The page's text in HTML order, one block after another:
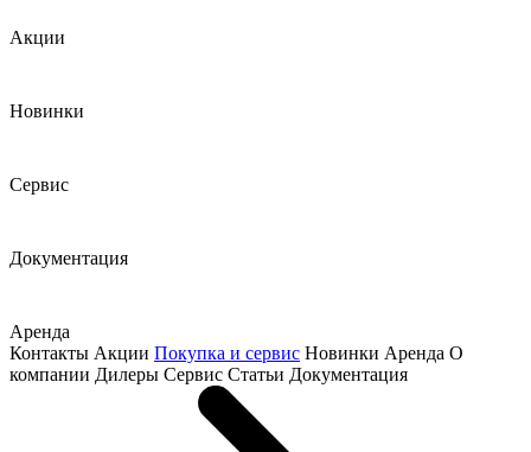
Акции
Новинки
Сервис
Документация
Аренда
Контакты Акции Покупка и сервис Новинки Аренда О
компании Дилеры Сервис Статьи Документация